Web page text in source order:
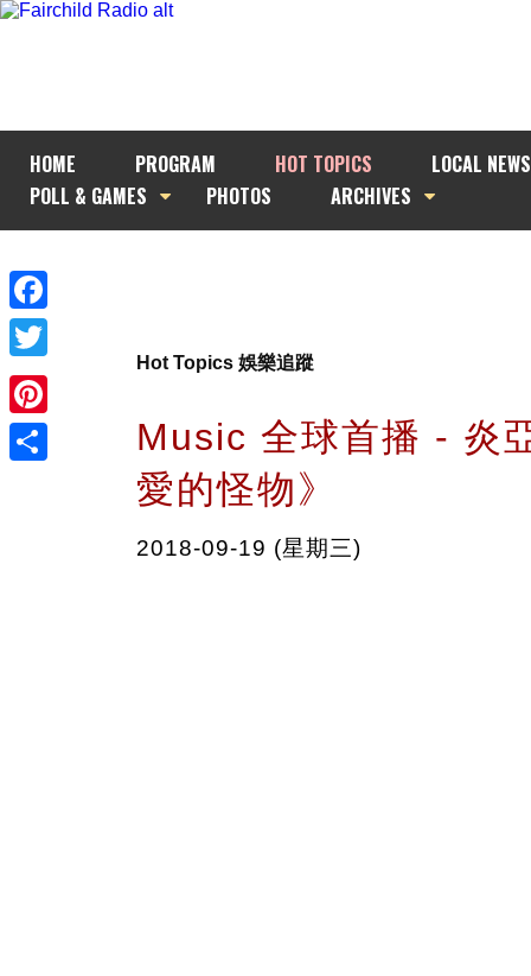
HOME PROGRAM HOT TOPICS
LOCAL NEWS
POLL & GAMES
PHOTOS ARCHIVES
Facebook
Twitter
Pinterest
Hot Topics 娛樂追蹤
Music 全球首播 - 炎
愛的怪物》
2018-09-19 (星期三)